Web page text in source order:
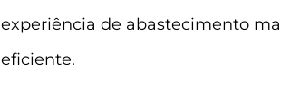
experiência de abastecimento
eficiente.